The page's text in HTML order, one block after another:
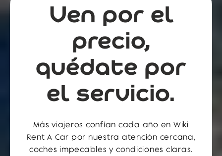
Ven por el
precio,
quédate por
el servicio.
Más viajeros confían cada año en Wiki
Rent A Car por nuestra atención cercana,
coches impecables y condiciones claras.